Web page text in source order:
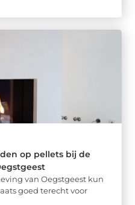
op pellets bij de
van Oegstgeest kun
goed terecht voor